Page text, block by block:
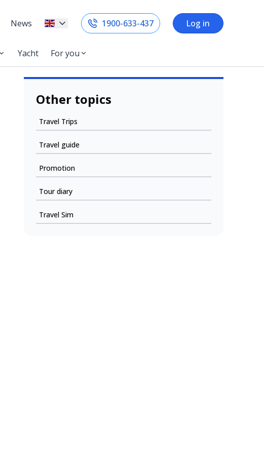
News 1900-633-437 Log in
Yacht For you
Other topics
Travel Trips
Travel guide
Promotion
Tour diary
Travel Sim